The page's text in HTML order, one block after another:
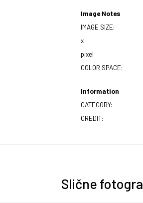
Image Notes
IMAGE SIZE:
x
pixel
COLOR SPACE:
Information
CATEGORY:
CREDIT:
Slične